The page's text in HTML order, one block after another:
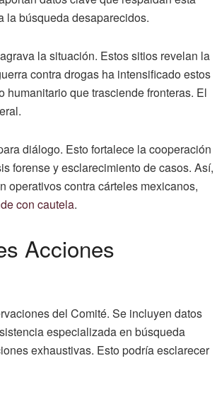
la búsqueda desaparecidos.
la situación. Estos sitios revelan la
contra drogas ha intensificado estos
humanitario que trasciende fronteras. El
diálogo. Esto fortalece la cooperación
forense y esclarecimiento de casos. Así,
operativos contra cárteles mexicanos,
con cautela.
Acciones
del Comité. Se incluyen datos
especializada en búsqueda
exhaustivas. Esto podría esclarecer